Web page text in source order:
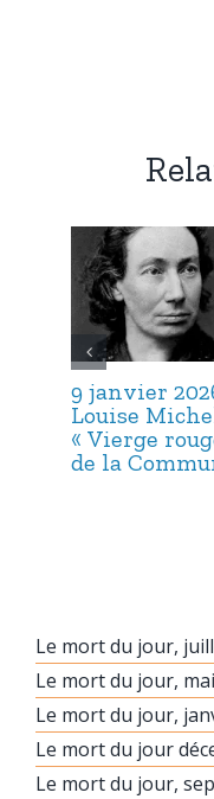
9 janvier
Louise
« Vierge
de la
Le mort du jour,
Le mort du jour,
Le mort du jour,
Le mort du jour
Le mort du jour,